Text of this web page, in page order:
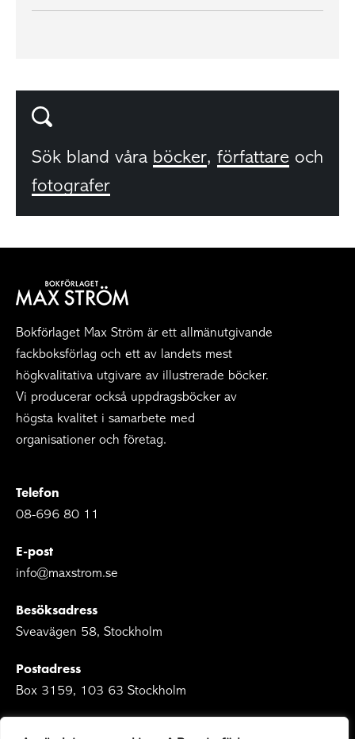
Sök bland våra böcker, författare och
fotografer
Bokförlaget Max Ström är ett allmänutgivande
fackboksförlag och ett av landets mest
högkvalitativa utgivare av illustrerade böcker.
Vi producerar också uppdragsböcker av
högsta kvalitet i samarbete med
organisationer och företag.
Telefon
08-696 80 11
E-post
info@maxstrom.se
Besöksadress
Sveavägen 58, Stockholm
Postadress
Box 3159, 103 63 Stockholm